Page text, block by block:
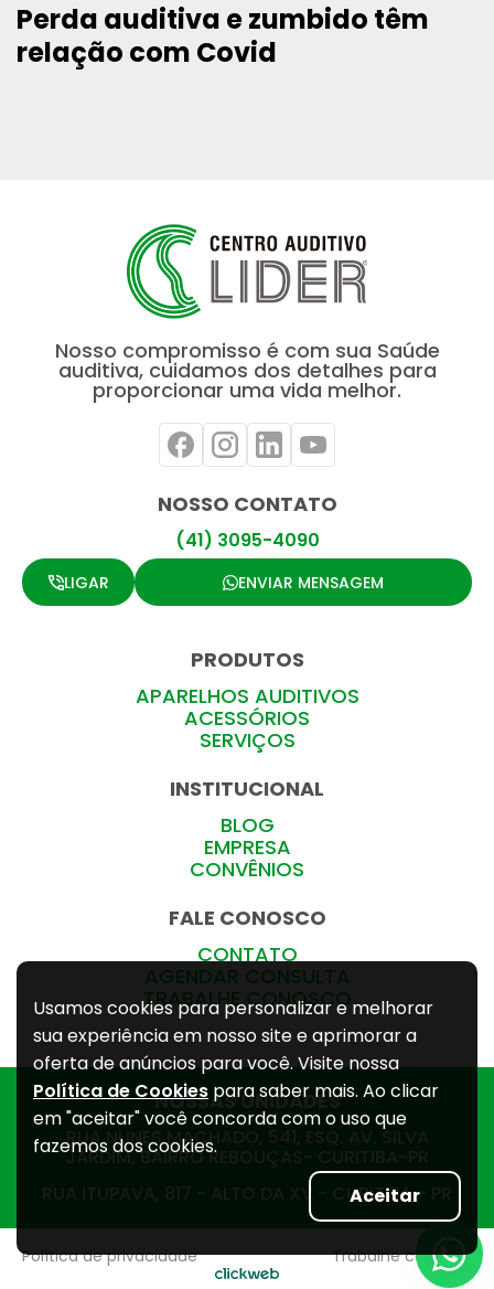
Perda auditiva e zumbido têm
relação com Covid
Nosso compromisso é com sua Saúde
auditiva, cuidamos dos detalhes para
proporcionar uma vida melhor.
PRODUTOS
APARELHOS AUDITIVOS
ACESSÓRIOS
SERVIÇOS
INSTITUCIONAL
BLOG
EMPRESA
CONVÊNIOS
FALE CONOSCO
CONTATO
AGENDAR CONSULTA
TRABALHE CONOSCO
NOSSO CONTATO
(41) 3095-4090
LIGAR ENVIAR MENSAGEM
NOSSAS UNIDADES
RUA NUNES MACHADO, 541, ESQ. AV. SILVA
JARDIM, BAIRRO REBOUÇAS- CURITIBA-PR
RUA ITUPAVA, 817 - ALTO DA XV - CURITIBA - PR
Política de privacidade Trabalhe conosco
Usamos cookies para personalizar e melhorar
sua experiência em nosso site e aprimorar a
oferta de anúncios para você. Visite nossa
Política de Cookies para saber mais. Ao clicar
em "aceitar" você concorda com o uso que
fazemos dos cookies.
Aceitar